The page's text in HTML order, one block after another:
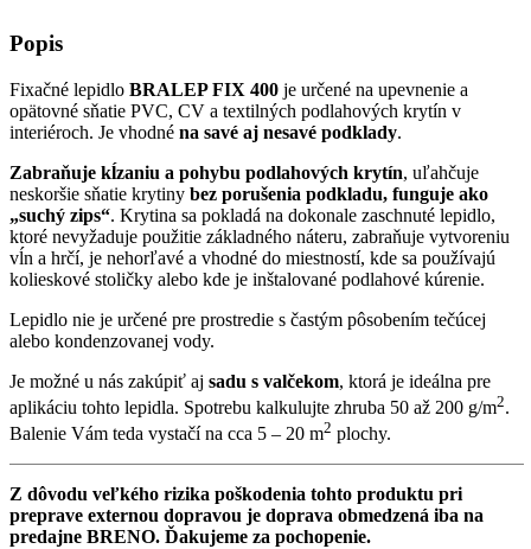
Popis
Fixačné lepidlo BRALEP FIX 400 je určené na upevnenie a
opätovné sňatie PVC, CV a textilných podlahových krytín v
interiéroch. Je vhodné na savé aj nesavé podklady.
Zabraňuje kĺzaniu a pohybu podlahových krytín, uľahčuje
neskoršie sňatie krytiny bez porušenia podkladu, funguje ako
„suchý zips“. Krytina sa pokladá na dokonale zaschnuté lepidlo,
ktoré nevyžaduje použitie základného náteru, zabraňuje vytvoreniu
vĺn a hrčí, je nehorľavé a vhodné do miestností, kde sa používajú
kolieskové stoličky alebo kde je inštalované podlahové kúrenie.
Lepidlo nie je určené pre prostredie s častým pôsobením tečúcej
alebo kondenzovanej vody.
Je možné u nás zakúpiť aj sadu s valčekom, ktorá je ideálna pre
aplikáciu tohto lepidla. Spotrebu kalkulujte zhruba 50 až 200 g/m2.
Balenie Vám teda vystačí na cca 5 – 20 m2 plochy.
Z dôvodu veľkého rizika poškodenia tohto produktu pri
preprave externou dopravou je doprava obmedzená iba na
predajne BRENO. Ďakujeme za pochopenie.